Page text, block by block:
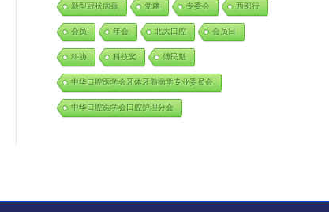
新型冠状病毒 党建 专委会 西部行
会员 年会 北大口腔 会员日
科协 科技奖 傅民魁
中华口腔医学会牙体牙髓病学专业委员会
中华口腔医学会口腔护理分会